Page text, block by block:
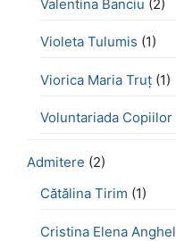
Valentina Banciu (2)
Violeta Tulumis (1)
Viorica Maria Truț (1)
Voluntariada Copiilor
Admitere (2)
Cătălina Tirim (1)
Cristina Elena Anghel